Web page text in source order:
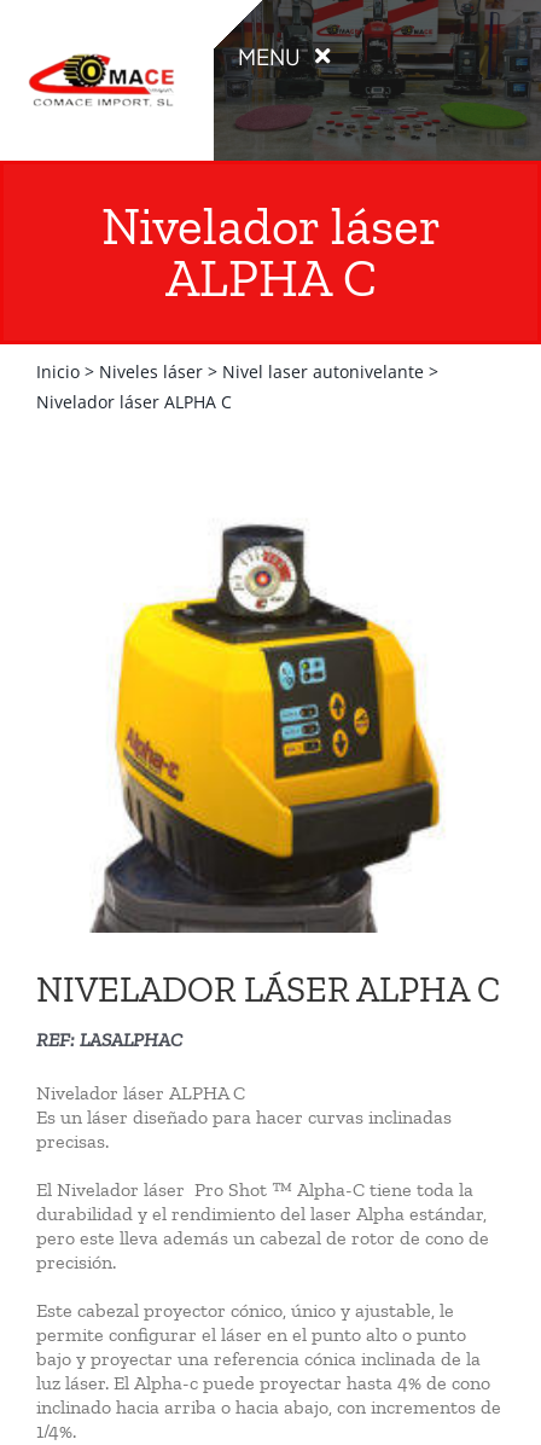
contenido
MENU
INICIO
PRODUCTOS
CONTACTO
Nivelador láser
ALPHA C
Inicio> Niveles láser> Nivel laser autonivelante>
Nivelador láser ALPHA C
NIVELADOR LÁSER ALPHA C
REF: LASALPHAC
Nivelador láser ALPHA C
Es un láser diseñado para hacer curvas inclinadas
precisas.
El Nivelador láser Pro Shot ™ Alpha-C tiene toda la
durabilidad y el rendimiento del laser Alpha estándar,
pero este lleva además un cabezal de rotor de cono de
precisión.
Este cabezal proyector cónico, único y ajustable, le
permite configurar el láser en el punto alto o punto
bajo y proyectar una referencia cónica inclinada de la
luz láser. El Alpha-c puede proyectar hasta 4% de cono
inclinado hacia arriba o hacia abajo, con incrementos de
1/4%.